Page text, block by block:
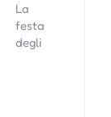
La
festa
degli